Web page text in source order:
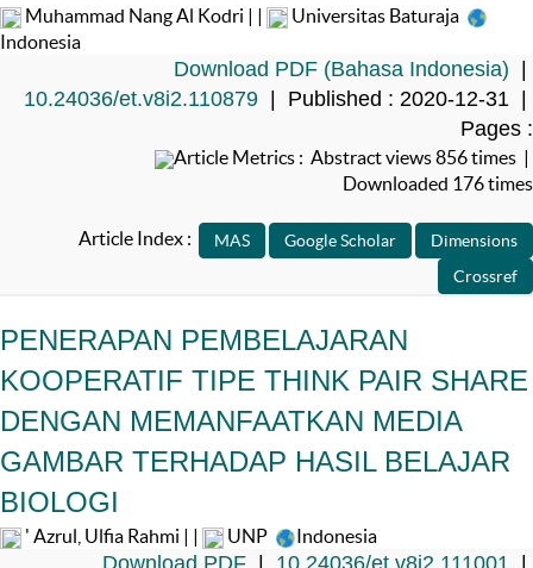
Muhammad Nang Al Kodri | |
Universitas Baturaja
Indonesia
Download PDF (Bahasa Indonesia)
10.24036/et.v8i2.110879 | Published : 2020-12-31 |
Pages :
Article Metrics : Abstract views 856 times |
Downloaded 176 times
Article Index :
PENERAPAN PEMBELAJARAN
KOOPERATIF TIPE THINK PAIR SHARE
DENGAN MEMANFAATKAN MEDIA
GAMBAR TERHADAP HASIL BELAJAR
BIOLOGI
' Azrul, Ulfia Rahmi | | UNP Indonesia